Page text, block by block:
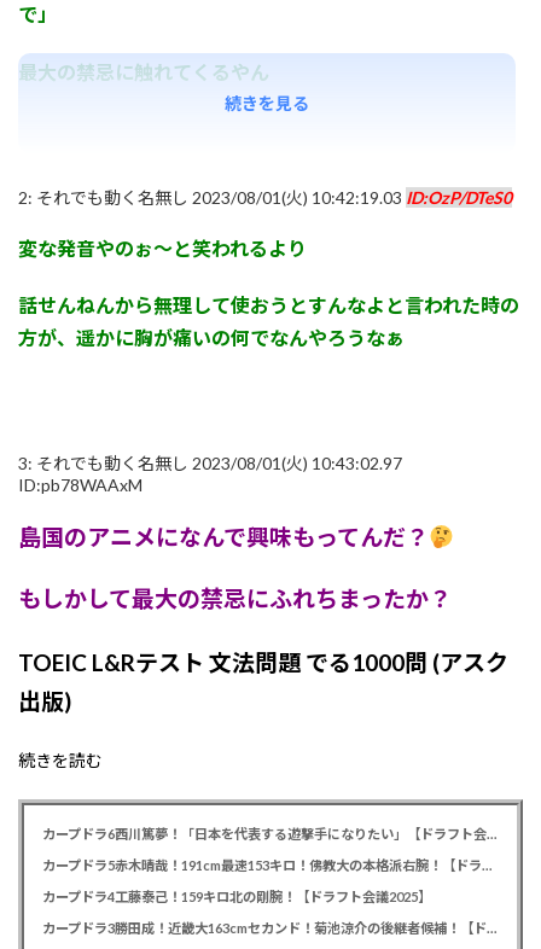
で」
最大の禁忌に触れてくるやん
2: それでも動く名無し 2023/08/01(火) 10:42:19.03 ID:OzP/DTeS0
変な発音やのぉ～と笑われるより
話せんねんから無理して使おうとすんなよと言われた時の
方が、遥かに胸が痛いの何でなんやろうなぁ
3: それでも動く名無し 2023/08/01(火) 10:43:02.97
ID:pb78WAAxM
島国のアニメになんで興味もってんだ？
もしかして最大の禁忌にふれちまったか？
TOEIC L&Rテスト 文法問題 でる1000問 (アスク
出版)
続きを読む
続きを見る
カープドラ6西川篤夢！「日本を代表する遊撃手になりたい」【ドラフト会議2025】
カープドラ5赤木晴哉！191cm最速153キロ！佛教大の本格派右腕！【ドラフト会議2025】
カープドラ4工藤泰己！159キロ北の剛腕！【ドラフト会議2025】
カープドラ3勝田成！近畿大163cmセカンド！菊池涼介の後継者候補！【ドラフト会議2025】